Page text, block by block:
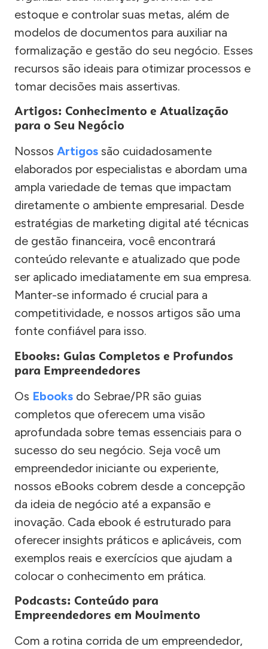
estoque e controlar suas metas, além de
modelos de documentos para auxiliar na
formalização e gestão do seu negócio. Esses
recursos são ideais para otimizar processos e
tomar decisões mais assertivas.
Artigos: Conhecimento e Atualização
para o Seu Negócio
Nossos Artigos são cuidadosamente
elaborados por especialistas e abordam uma
ampla variedade de temas que impactam
diretamente o ambiente empresarial. Desde
estratégias de marketing digital até técnicas
de gestão financeira, você encontrará
conteúdo relevante e atualizado que pode
ser aplicado imediatamente em sua empresa.
Manter-se informado é crucial para a
competitividade, e nossos artigos são uma
fonte confiável para isso.
Ebooks: Guias Completos e Profundos
para Empreendedores
Os Ebooks do Sebrae/PR são guias
completos que oferecem uma visão
aprofundada sobre temas essenciais para o
sucesso do seu negócio. Seja você um
empreendedor iniciante ou experiente,
nossos eBooks cobrem desde a concepção
da ideia de negócio até a expansão e
inovação. Cada ebook é estruturado para
oferecer insights práticos e aplicáveis, com
exemplos reais e exercícios que ajudam a
colocar o conhecimento em prática.
Podcasts: Conteúdo para
Empreendedores em Movimento
Com a rotina corrida de um empreendedor,